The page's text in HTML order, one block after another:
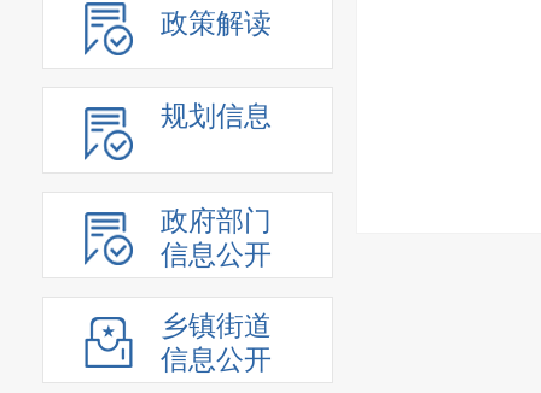
政策解读
规划信息
政府部门
信息公开
乡镇街道
信息公开